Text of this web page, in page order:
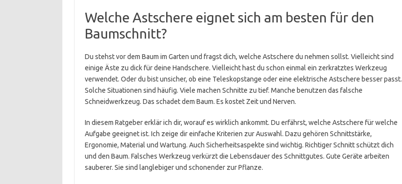
Welche Astschere eignet sich am besten für den
Baumschnitt?
Du stehst vor dem Baum im Garten und fragst dich, welche Astschere du nehmen sollst. Vielleicht sind
einige Äste zu dick für deine Handschere. Vielleicht hast du schon einmal ein zerkratztes Werkzeug
verwendet. Oder du bist unsicher, ob eine Teleskopstange oder eine elektrische Astschere besser passt.
Solche Situationen sind häufig. Viele machen Schnitte zu tief. Manche benutzen das falsche
Schneidwerkzeug. Das schadet dem Baum. Es kostet Zeit und Nerven.
In diesem Ratgeber erklär ich dir, worauf es wirklich ankommt. Du erfährst, welche Astschere für welche
Aufgabe geeignet ist. Ich zeige dir einfache Kriterien zur Auswahl. Dazu gehören Schnittstärke,
Ergonomie, Material und Wartung. Auch Sicherheitsaspekte sind wichtig. Richtiger Schnitt schützt dich
und den Baum. Falsches Werkzeug verkürzt die Lebensdauer des Schnittgutes. Gute Geräte arbeiten
sauberer. Sie sind langlebiger und schonender zur Pflanze.